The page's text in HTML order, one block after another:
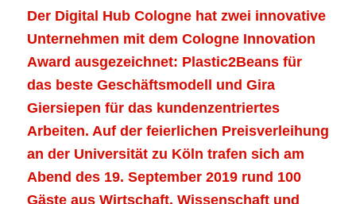
Der Digital Hub Cologne hat zwei innovative
Unternehmen mit dem Cologne Innovation
Award ausgezeichnet: Plastic2Beans für
das beste Geschäftsmodell und Gira
Giersiepen für das kundenzentriertes
Arbeiten. Auf der feierlichen Preisverleihung
an der Universität zu Köln trafen sich am
Abend des 19. September 2019 rund 100
Gäste aus Wirtschaft, Wissenschaft und